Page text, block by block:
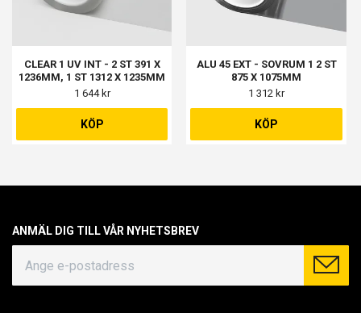
CLEAR 1 UV INT - 2 ST 391 X
1236MM, 1 ST 1312 X 1235MM
1 644 kr
KÖP
ALU 45 EXT - SOVRUM 1 2 ST
875 X 1075MM
1 312 kr
KÖP
ANMÄL DIG TILL VÅR NYHETSBREV